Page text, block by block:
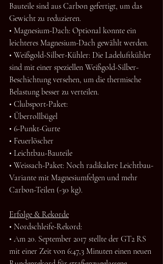
Bauteile sind aus Carbon gefertigt, um das
Gewicht zu reduzieren.
• Magnesium-Dach: Optional konnte ein
leichteres Magnesium-Dach gewählt werden.
• Weißgold-Silber-Kühler: Die Ladeluftkühler
sind mit einer speziellen Weißgold-Silber-
Beschichtung versehen, um die thermische
Belastung besser zu verteilen.
• Clubsport-Paket:
• Überrollbügel
• 6-Punkt-Gurte
• Feuerlöscher
• Leichtbau-Bauteile
• Weissach-Paket: Noch radikalere Leichtbau-
Variante mit Magnesiumfelgen und mehr
Carbon-Teilen (-30 kg).
Erfolge & Rekorde
• Nordschleife-Rekord:
• Am 20. September 2017 stellte der GT2 RS
mit einer Zeit von 6:47,3 Minuten einen neuen